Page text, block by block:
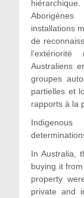
installations
de
Australiens
groupes
partielles et
rapports à la
In Australia,
buying it
property
private and